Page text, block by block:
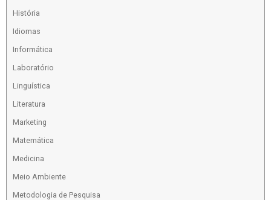
História
Idiomas
Informática
Laboratório
Linguística
Literatura
Marketing
Matemática
Medicina
Meio Ambiente
Metodologia de Pesquisa